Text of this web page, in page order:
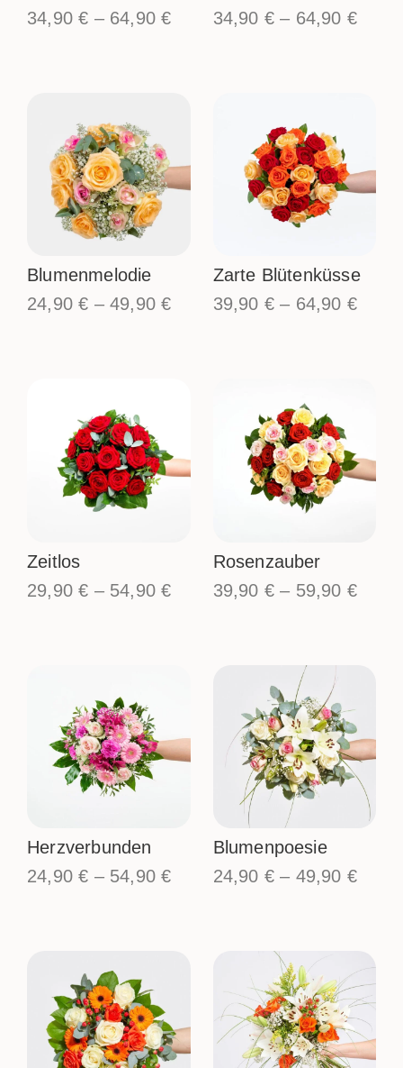
34,90€ – 64,90€
34,90 €– 64,90 €
Blumenmelodie
24,90€ –49,90€
Zarte Blütenküsse
39,90 €– 64,90 €
Zeitlos
29,90€ – 54,90€
Rosenzauber
39,90 €– 59,90 €
Herzverbunden
24,90€ – 54,90€
Blumenpoesie
24,90 €– 49,90 €